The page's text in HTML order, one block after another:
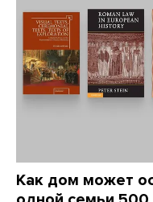
Как дом может